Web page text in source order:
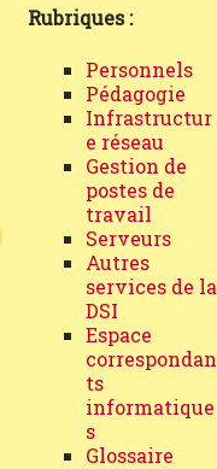
Rubriques :
Personnels
Pédagogie
Infrastructur
e réseau
Gestion de
postes de
travail
Serveurs
Autres
services de la
DSI
Espace
correspondan
ts
informatique
s
Glossaire